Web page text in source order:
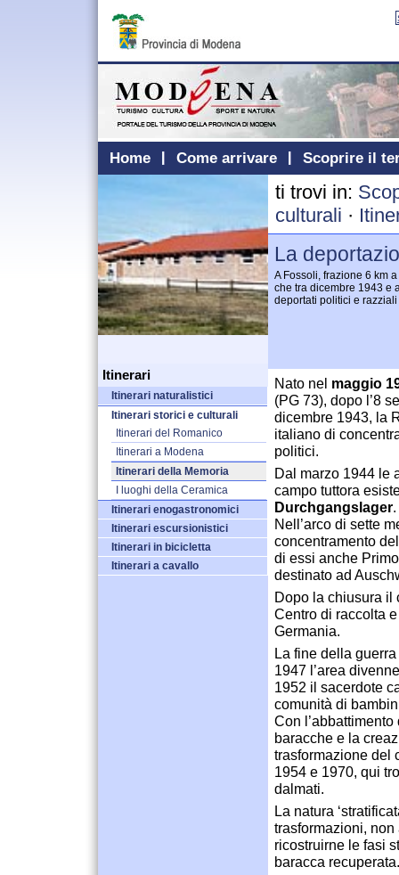
Home Come arrivare Scoprire il
Itinerari
Itinerari naturalistici
Itinerari storici e culturali
Itinerari del Romanico
Itinerari a Modena
Itinerari della Memoria
I luoghi della Ceramica
Itinerari enogastronomici
Itinerari escursionistici
Itinerari in bicicletta
Itinerari a cavallo
ti trovi in:
culturali ·
La
A Fossoli, frazione 6 km
che tra dicembre 1943 e
deportati politici e
Nato nel maggio
(PG 73), dopo l’8
dicembre 1943, la
italiano di
politici.
Dal marzo 1944 le
campo tuttora
Durchgangslager.
Nell’arco di sette
concentramento
di essi anche
destinato ad
Dopo la chiusura il
Centro di raccolta
Germania.
La fine della
1947 l’area
1952 il sacerdote
comunità di
Con
baracche e la
trasformazione del
1954 e 1970, qui
dalmati.
La natura
trasformazioni,
ricostruirne le fasi
baracca recuperata.